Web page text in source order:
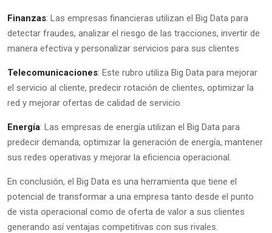
Finanzas: Las empresas financieras utilizan el Big Data para
detectar fraudes, analizar el riesgo de las tracciones, invertir de
manera efectiva y personalizar servicios para sus clientes
Telecomunicaciones: Este rubro utiliza Big Data para mejorar
el servicio al cliente, predecir rotación de clientes, optimizar la
red y mejorar ofertas de calidad de servicio.
Energía: Las empresas de energía utilizan el Big Data para
predecir demanda, optimizar la generación de energía, mantener
sus redes operativas y mejorar la eficiencia operacional.
En conclusión, el Big Data es una herramienta que tiene el
potencial de transformar a una empresa tanto desde el punto
de vista operacional como de oferta de valor a sus clientes
generando así ventajas competitivas con sus rivales.